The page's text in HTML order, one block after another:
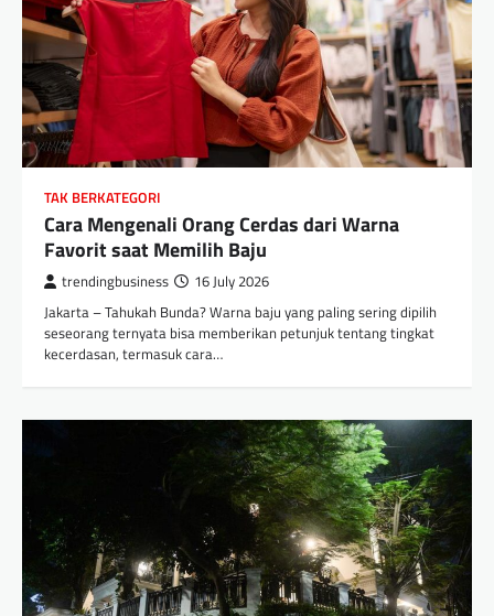
TAK BERKATEGORI
Cara Mengenali Orang Cerdas dari Warna
Favorit saat Memilih Baju
trendingbusiness 16 July 2026
Jakarta – Tahukah Bunda? Warna baju yang paling sering dipilih
seseorang ternyata bisa memberikan petunjuk tentang tingkat
kecerdasan, termasuk cara…